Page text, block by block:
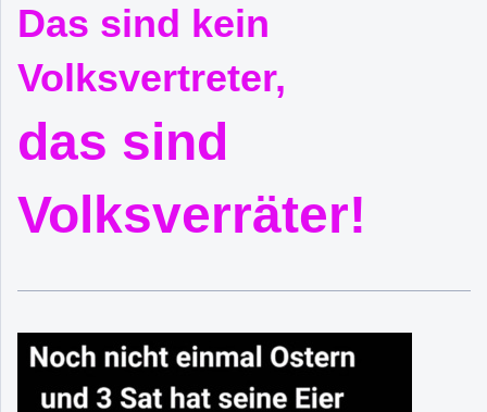
Das sind kein
Volksvertreter,
das sind
Volksverräter!